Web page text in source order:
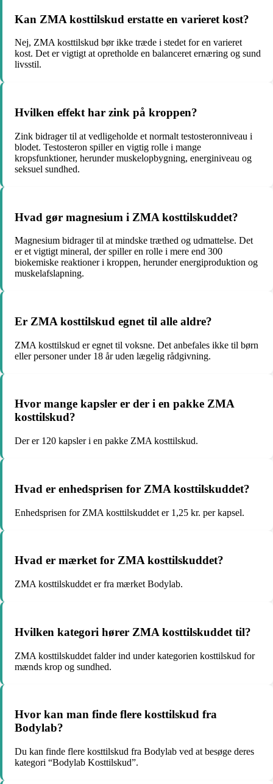
Kan ZMA kosttilskud erstatte en varieret kost?
Nej, ZMA kosttilskud bør ikke træde i stedet for en varieret
kost. Det er vigtigt at opretholde en balanceret ernæring og sund
livsstil.
Hvilken effekt har zink på kroppen?
Zink bidrager til at vedligeholde et normalt testosteronniveau i
blodet. Testosteron spiller en vigtig rolle i mange
kropsfunktioner, herunder muskelopbygning, energiniveau og
seksuel sundhed.
Hvad gør magnesium i ZMA kosttilskuddet?
Magnesium bidrager til at mindske træthed og udmattelse. Det
er et vigtigt mineral, der spiller en rolle i mere end 300
biokemiske reaktioner i kroppen, herunder energiproduktion og
muskelafslapning.
Er ZMA kosttilskud egnet til alle aldre?
ZMA kosttilskud er egnet til voksne. Det anbefales ikke til børn
eller personer under 18 år uden lægelig rådgivning.
Hvor mange kapsler er der i en pakke ZMA
kosttilskud?
Der er 120 kapsler i en pakke ZMA kosttilskud.
Hvad er enhedsprisen for ZMA kosttilskuddet?
Enhedsprisen for ZMA kosttilskuddet er 1,25 kr. per kapsel.
Hvad er mærket for ZMA kosttilskuddet?
ZMA kosttilskuddet er fra mærket Bodylab.
Hvilken kategori hører ZMA kosttilskuddet til?
ZMA kosttilskuddet falder ind under kategorien kosttilskud for
mænds krop og sundhed.
Hvor kan man finde flere kosttilskud fra
Bodylab?
Du kan finde flere kosttilskud fra Bodylab ved at besøge deres
kategori “Bodylab Kosttilskud”.